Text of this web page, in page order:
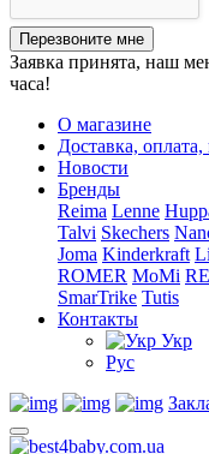
Перезвоните мне
Заявка принята, наш
часа!
О магазине
Доставка, оплата,
Новости
Бренды
Reima Lenne
Talvi Skechers
Joma Kinderkraft
ROMER MoMi
SmarTrike Tutis
Контакты
Укр
Рус